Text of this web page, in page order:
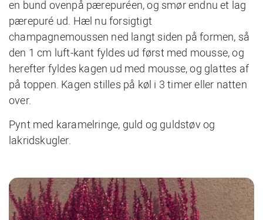
en bund ovenpå pærepuréen, og smør endnu et lag
pærepuré ud. Hæl nu forsigtigt
champagnemoussen ned langt siden på formen, så
den 1 cm luft-kant fyldes ud først med mousse, og
herefter fyldes kagen ud med mousse, og glattes af
på toppen. Kagen stilles på køl i 3 timer eller natten
over.
Pynt med karamelringe, guld og guldstøv og
lakridskugler.